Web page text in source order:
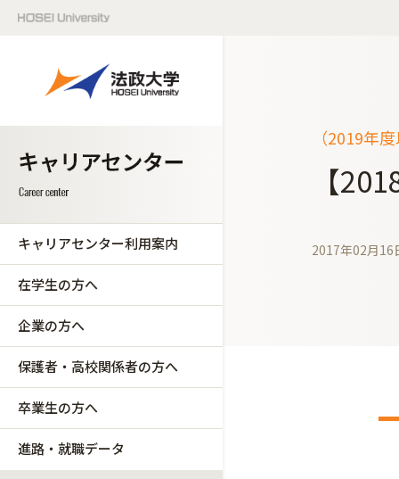
キャリアセンター利用案内
在学生の方へ
企業の方へ
保護者・高校関係者の方へ
卒業生の方へ
進路・就職データ
（2019年
【
2017年02月16